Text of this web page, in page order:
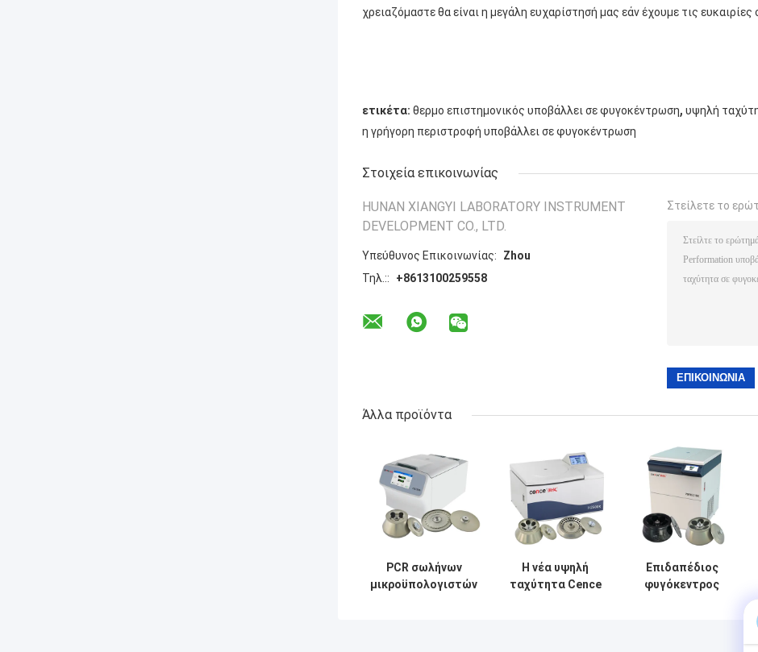
χρειαζόμαστε θα είναι η μεγάλη ευχαρίστησή μας εάν έχουμε τις
ετικέτα: θερμο επιστημονικός υποβάλλει σε φυγοκέντρωση, υψηλή
η γρήγορη περιστροφή υποβάλλει σε φυγοκέντρωση
Στοιχεία επικοινωνίας
HUNAN XIANGYI LABORATORY INSTRUMENT
DEVELOPMENT CO., LTD.
Υπεύθυνος Επικοινωνίας:
Zhou
Τηλ.::
+8613100259558
Στείλετε το
Άλλα προϊόντα
PCR σωλήνων
μικροϋπολογιστών
Η νέα υψηλή
ταχύτητα Cence
Επιδαπέδιος
φυγόκεντρος